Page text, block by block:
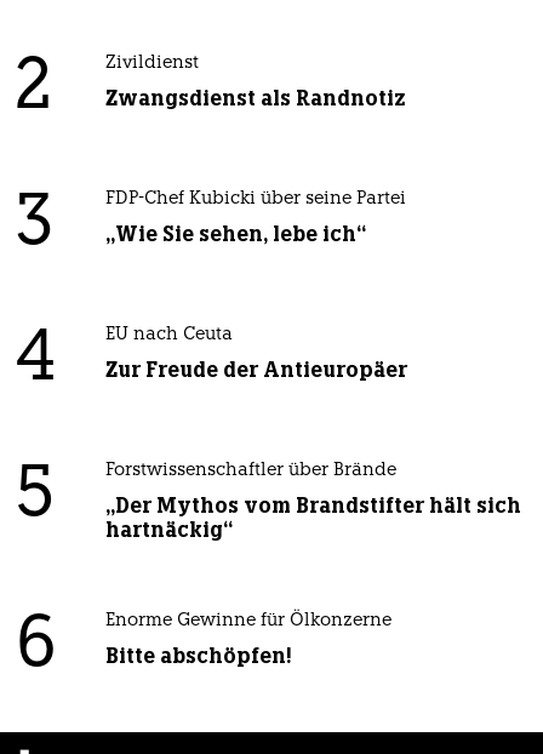
2 Zivildienst
Zwangsdienst als Randnotiz
3 FDP-Chef Kubicki über seine Partei
„Wie Sie sehen, lebe ich“
4 EU nach Ceuta
Zur Freude der Antieuropäer
5 Forstwissenschaftler über Brände
„Der Mythos vom Brandstifter hält sich
hartnäckig“
6 Enorme Gewinne für Ölkonzerne
Bitte abschöpfen!